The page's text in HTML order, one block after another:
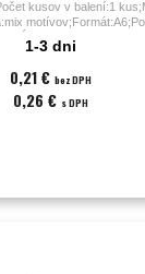
kusov v balení:1
1-3 dni
0,21 € bez DPH
0,26 € s DPH